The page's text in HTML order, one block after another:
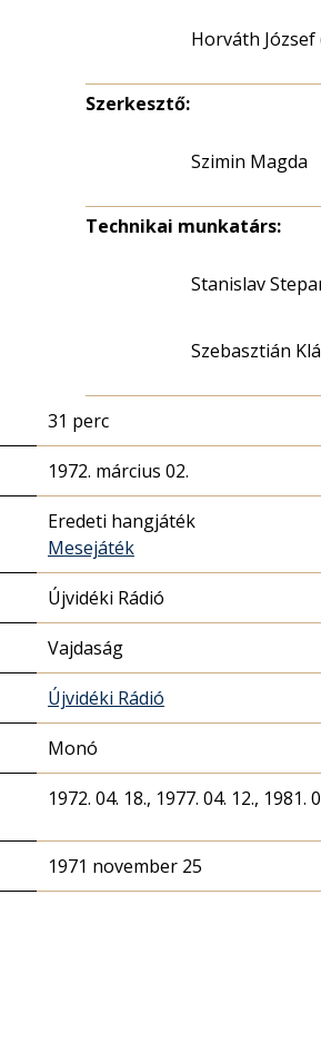
Horváth József
Szerkesztő:
Szimin Magda
Technikai munkatárs:
Stanislav
Szebasztián
31 perc
1972. március 02.
Eredeti hangjáték
Mesejáték
Újvidéki Rádió
Vajdaság
Újvidéki Rádió
Monó
1972. 04. 18., 1977. 04. 12., 1981.
1971 november 25